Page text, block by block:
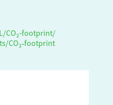
/CO₂‑footprint/
/CO₂‑footprint